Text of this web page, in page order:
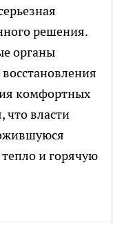
решения.
органы
комфортных
что власти
и горячую